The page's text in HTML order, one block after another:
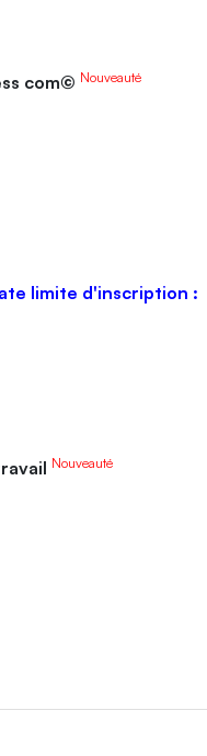
com© Nouveauté
limite d'inscription :
Nouveauté